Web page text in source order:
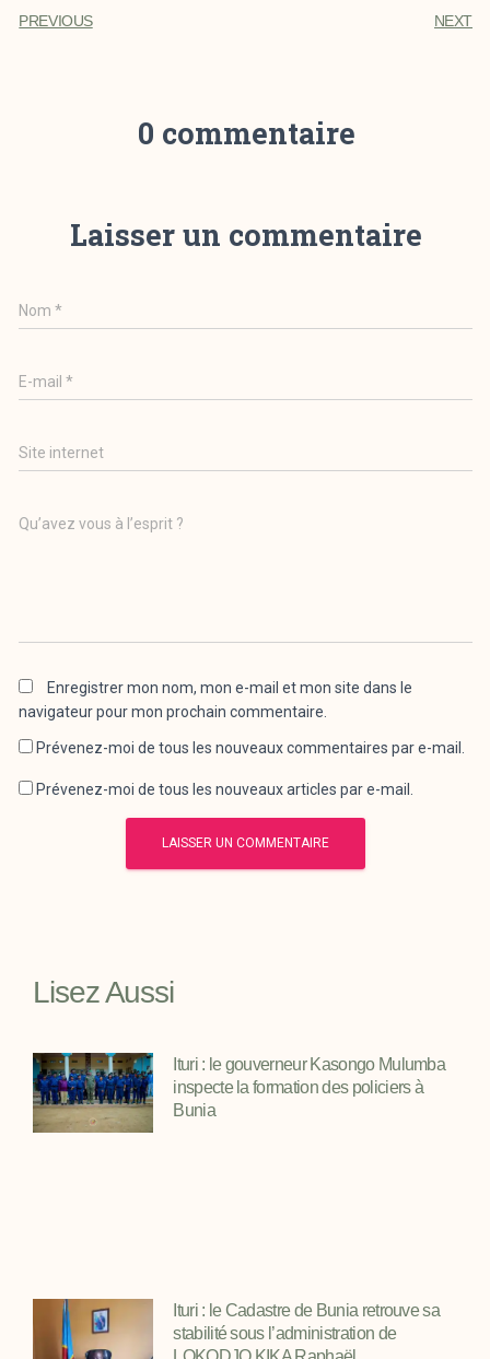
PREVIOUS NEXT
0 commentaire
Laisser un commentaire
Nom*
E-mail*
Site internet
Qu’avez vous à l’esprit ?
Enregistrer mon nom, mon e-mail et mon site dans le
navigateur pour mon prochain commentaire.
Prévenez-moi de tous les nouveaux commentaires par e-mail.
Prévenez-moi de tous les nouveaux articles par e-mail.
Lisez Aussi
Ituri : le gouverneur Kasongo Mulumba
inspecte la formation des policiers à
Bunia
Ituri : le Cadastre de Bunia retrouve sa
stabilité sous l’administration de